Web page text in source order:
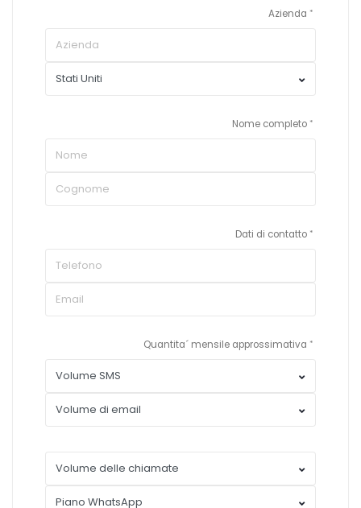
Azienda
Nome completo
Dati di contatto
Quantita´ mensile approssimativa